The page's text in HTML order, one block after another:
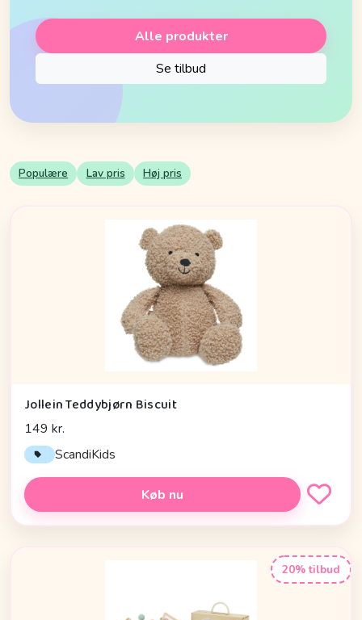
Alle produkter
Se tilbud
Populære Lav pris Høj pris
Jollein Teddybjørn Biscuit
149 kr.
ScandiKids
Køb nu
20% tilbud